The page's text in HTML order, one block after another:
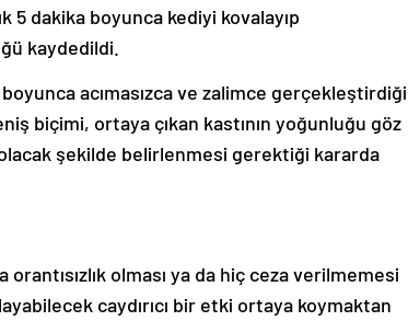
5 dakika boyunca kediyi kovalayıp
kaydedildi.
acımasızca ve zalimce gerçekleştirdiği
biçimi, ortaya çıkan kastının yoğunluğu göz
şekilde belirlenmesi gerektiği kararda
olması ya da hiç ceza verilmemesi
caydırıcı bir etki ortaya koymaktan